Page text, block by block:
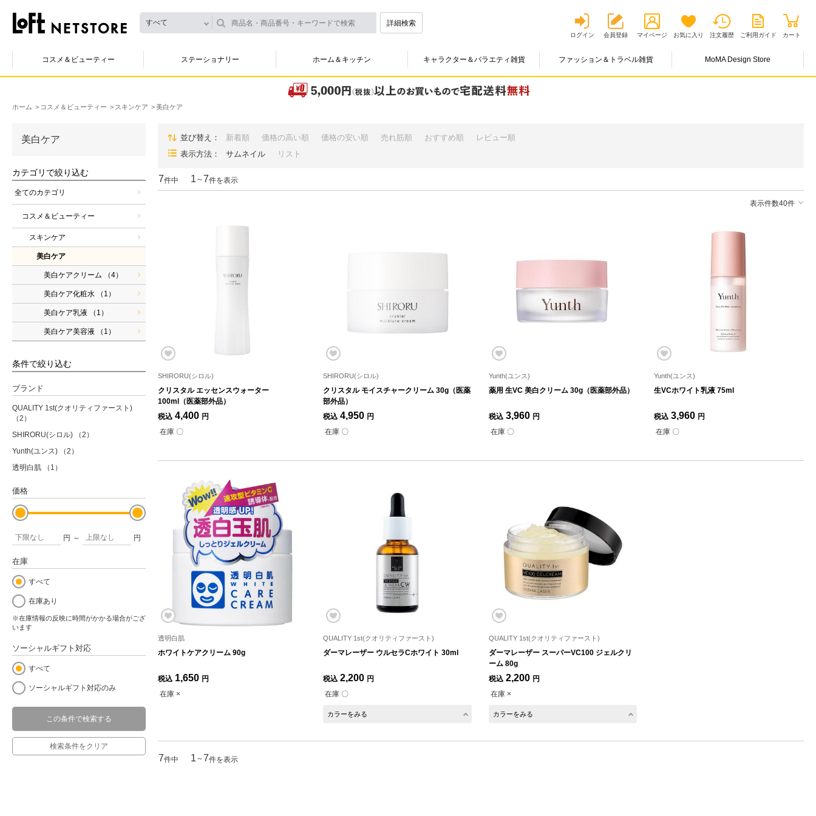
すべて 詳細検索
ログイン 会員登録 マイページ お気に入り 注文履歴 ご利用ガイド カート
コスメ＆ビューティー ステーショナリー ホーム＆キッチン キャラクター＆バラエティ雑貨 ファッション＆トラベル雑貨 MoMA Design Store
ホーム コスメ＆ビューティー スキンケア 美白ケア
美白ケア
カテゴリで絞り込む
全てのカテゴリ
コスメ＆ビューティー
スキンケア
美白ケア
美白ケアクリーム （4）
美白ケア化粧水 （1）
美白ケア乳液 （1）
美白ケア美容液 （1）
条件で絞り込む
ブランド
QUALITY 1st(クオリティファースト)
（2）
SHIRORU(シロル)
（2）
Yunth(ユンス)
（2）
透明白肌
（1）
価格
円 ～ 円
在庫
すべて
在庫あり
※在庫情報の反映に時間がかかる場合がござ
います
ソーシャルギフト対応
すべて
ソーシャルギフト対応のみ
この条件で検索する
検索条件をクリア
並び替え 新着順 価格の高い順 価格の安い順 売れ筋順 おすすめ順
レビュー順
表示方法
サムネイル リスト
7件中 1 ～7件を表示
表示件数40件
SHIRORU(シロル)
クリスタル エッセンスウォーター
100ml（医薬部外品）
税込 4,400 円
在庫 〇
SHIRORU(シロル)
クリスタル モイスチャークリーム 30g（医薬
部外品）
税込 4,950 円
在庫 〇
Yunth(ユンス)
薬用 生VC 美白クリーム 30g（医薬部外品）
税込 3,960 円
在庫 〇
Yunth(ユンス)
生VCホワイト乳液 75ml
税込 3,960 円
在庫 〇
透明白肌
ホワイトケアクリーム 90g
税込 1,650 円
在庫 ×
QUALITY 1st(クオリティファースト)
ダーマレーザー ウルセラCホワイト 30ml
税込 2,200 円
在庫 〇
カラーをみる
QUALITY 1st(クオリティファースト)
ダーマレーザー スーパーVC100 ジェルクリ
ーム 80g
税込 2,200 円
在庫 ×
カラーをみる
7件中 1～7件を表示